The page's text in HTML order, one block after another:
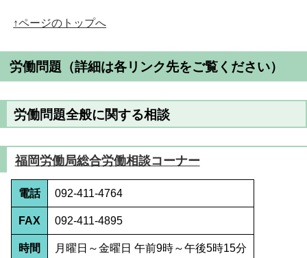
↑ページのトップへ
労働問題 （詳細は各リンク先をご覧ください）
労働問題全般に関する相談
福岡労働局総合労働相談コーナー
電話 092-411-4764
FAX 092-411-4895
時間 月曜日～金曜日 午前9時～午後5時15分